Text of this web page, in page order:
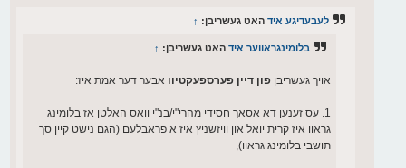
לעבעדיגע איד האט געשריבן: ↑
בלומינגראווער איד האט געשריבן: ↑
אויך געשריבן פון דיין פערספעקטיוו אבער דער אמת איז:
1. עס זענען דא אסאך חסידי מהרי"י/בנ"י וואס האלטן אז בלומינג
גראוו איז קרית יואל און וויזשניץ איז א פראבלעם (הגם נישט קיין סך
תושבי בלומינג גראוו),